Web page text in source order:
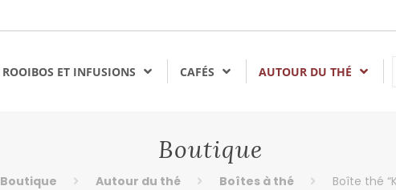
ROOIBOS ET INFUSIONS CAFÉS AUTOUR DU THÉ
Boutique
Boutique Autour du thé Boîtes à thé Boîte thé